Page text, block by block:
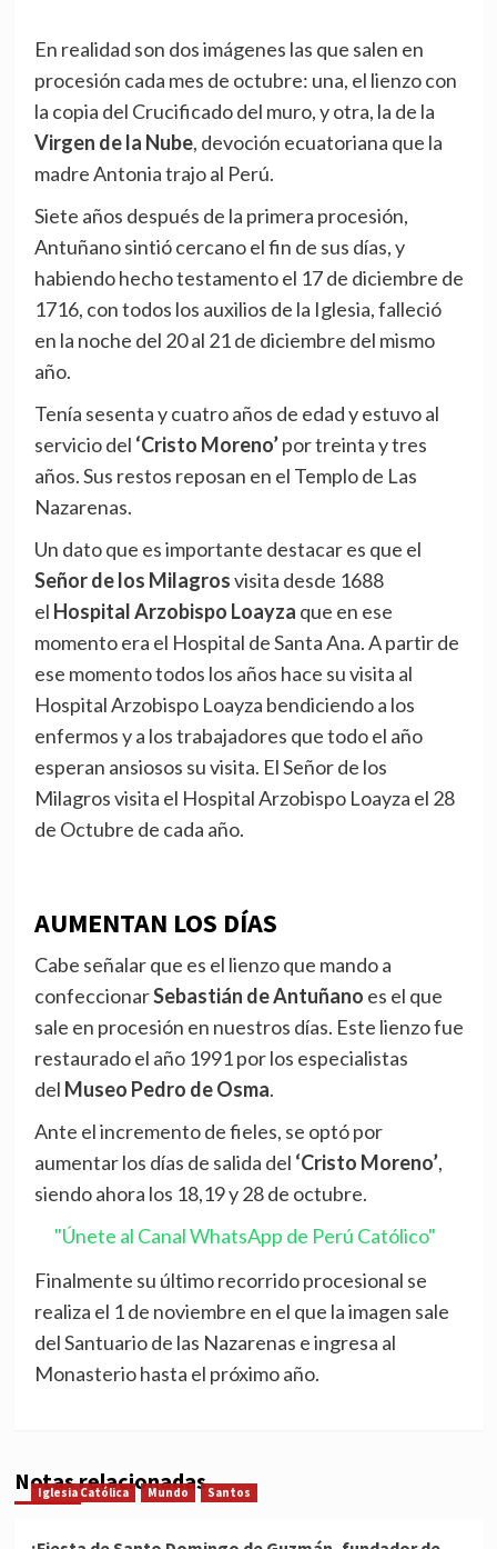
En realidad son dos imágenes las que salen en
procesión cada mes de octubre: una, el lienzo con
la copia del Crucificado del muro, y otra, la de la
Virgen de la Nube, devoción ecuatoriana que la
madre Antonia trajo al Perú.
Siete años después de la primera procesión,
Antuñano sintió cercano el fin de sus días, y
habiendo hecho testamento el 17 de diciembre de
1716, con todos los auxilios de la Iglesia, falleció
en la noche del 20 al 21 de diciembre del mismo
año.
Tenía sesenta y cuatro años de edad y estuvo al
servicio del ‘Cristo Moreno’por treinta y tres
años. Sus restos reposan en el Templo de Las
Nazarenas.
Un dato que es importante destacar es que el
Señor de los Milagrosvisita desde 1688
el Hospital Arzobispo Loayza que en ese
momento era el Hospital de Santa Ana. A partir de
ese momento todos los años hace su visita al
Hospital Arzobispo Loayza bendiciendo a los
enfermos y a los trabajadores que todo el año
esperan ansiosos su visita. El Señor de los
Milagros visita el Hospital Arzobispo Loayza el 28
de Octubre de cada año.
AUMENTAN LOS DÍAS
Cabe señalar que es el lienzo que mando a
confeccionarSebastián de Antuñano es el que
sale en procesión en nuestros días. Este lienzo fue
restaurado el año 1991 por los especialistas
del Museo Pedro de Osma.
Ante el incremento de fieles, se optó por
aumentar los días de salida del ‘Cristo Moreno’,
siendo ahora los 18,19 y 28 de octubre.
"Únete al Canal WhatsApp de Perú Católico"
Finalmente su último recorrido procesional se
realiza el 1 de noviembre en el que la imagen sale
del Santuario de las Nazarenas e ingresa al
Monasterio hasta el próximo año.
Notas relacionadas
Iglesia Católica Mundo Santos